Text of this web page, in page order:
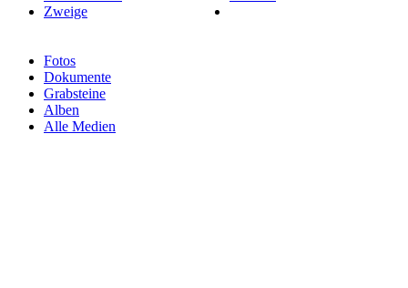
Fotos
Dokumente
Grabsteine
Alben
Alle Medien
Zweige